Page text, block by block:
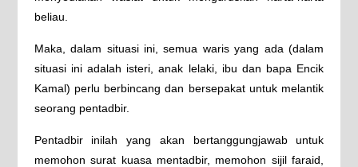
beliau.
Maka, dalam situasi ini, semua waris yang ada (dalam
situasi ini adalah isteri, anak lelaki, ibu dan bapa Encik
Kamal) perlu berbincang dan bersepakat untuk melantik
seorang pentadbir.
Pentadbir inilah yang akan bertanggungjawab untuk
memohon surat kuasa mentadbir, memohon sijil faraid,